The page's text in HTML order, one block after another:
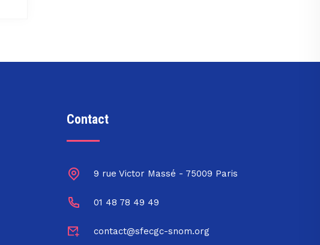
Contact
9 rue Victor Massé - 75009 Paris
01 48 78 49 49
contact@sfecgc-snom.org